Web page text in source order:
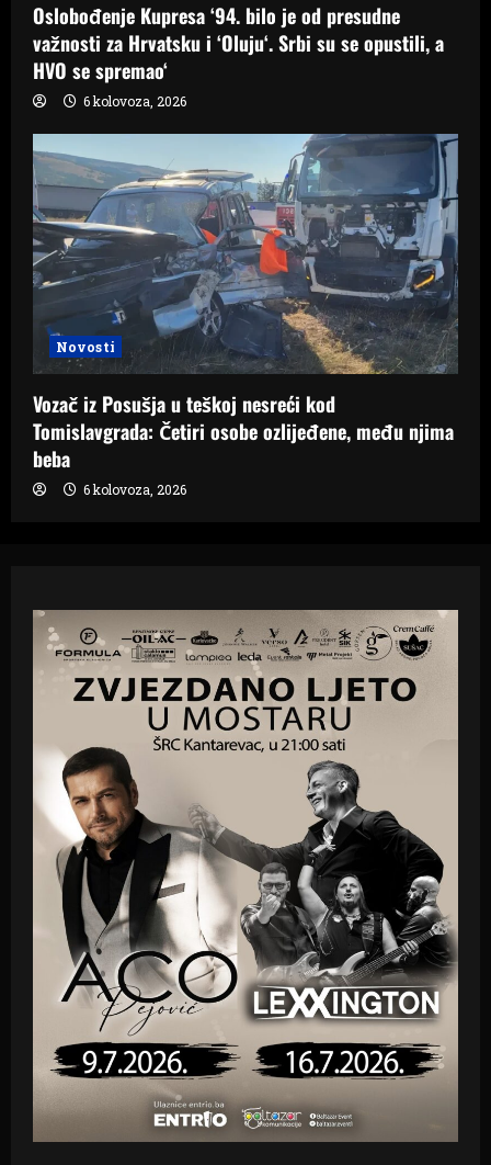
Oslobođenje Kupresa ‘94. bilo je od presudne
važnosti za Hrvatsku i ‘Oluju‘. Srbi su se opustili, a
HVO se spremao‘
6 kolovoza, 2026
Novosti
Vozač iz Posušja u teškoj nesreći kod
Tomislavgrada: Četiri osobe ozlijeđene, među njima
beba
6 kolovoza, 2026